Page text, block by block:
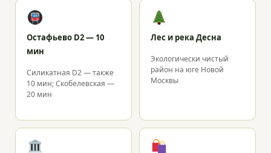
Остафьево D2 — 10
мин
Силикатная D2 — также
10 мин; Скобелевская —
20 мин
Лес и река Десна
Экологически чистый
район на юге Новой
Москвы